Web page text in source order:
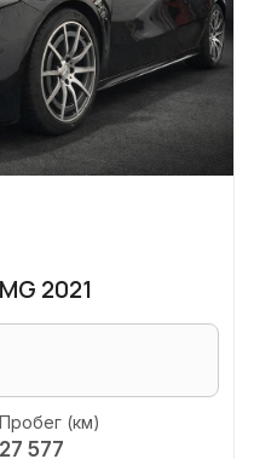
2021
Пробег (км)
27 577